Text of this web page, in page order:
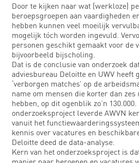
Door te kijken naar wat (werkloze)
beroepsgroepen aan vaardigheden
hebben kunnen veel moeilijk
mogelijk tóch worden ingevuld.
personen geschikt gemaakt voor de
bijvoorbeeld bijscholing.
Dat is de conclusie van onderzoek
adviesbureau Deloitte en UWV heeft
‘verborgen matches’ op de
name om mensen die korter dan zes
hebben, op dit ogenblik zo’n
onderzoeksproject leverde AWVN
vanuit het
kennis over vacatures en
Deloitte deed de data-analyse.
Kern van het onderzoeksproject is